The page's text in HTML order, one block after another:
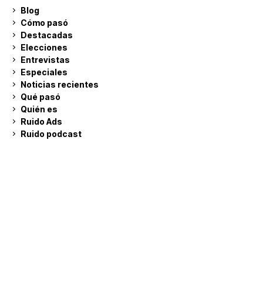
Blog
Cómo pasó
Destacadas
Elecciones
Entrevistas
Especiales
Noticias recientes
Qué pasó
Quién es
Ruido Ads
Ruido podcast